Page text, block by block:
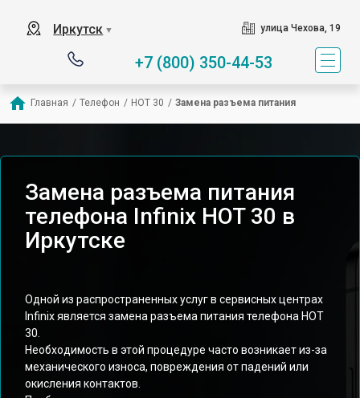
Иркутск ▼ улица Чехова, 19
+7 (800) 350-44-53
Главная / Телефон / HOT 30 / Замена разъема питания
Замена разъема питания
телефона Infinix HOT 30 в
Иркутске
Одной из распространенных услуг в сервисных центрах
Infinix является замена разъема питания телефона HOT
30.
Необходимость в этой процедуре часто возникает из-за
механического износа, повреждения от падений или
окисления контактов.